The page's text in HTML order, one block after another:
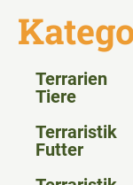
Terrarien
Tiere
Terraristik
Futter